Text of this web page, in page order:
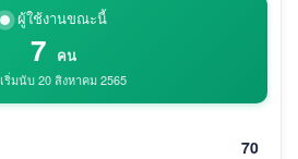
ผู้ใช้งานขณะนี้
7 คน
เริ่มนับ 20 สิงหาคม 2565
70